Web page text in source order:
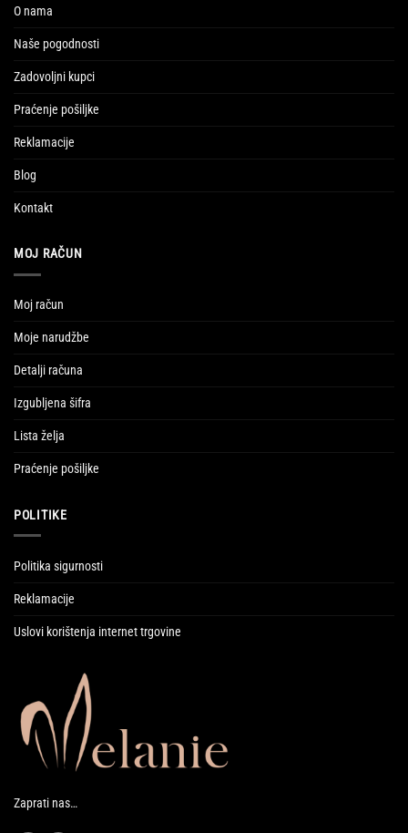
O nama
Naše pogodnosti
Zadovoljni kupci
Praćenje pošiljke
Reklamacije
Blog
Kontakt
MOJ RAČUN
Moj račun
Moje narudžbe
Detalji računa
Izgubljena šifra
Lista želja
Praćenje pošiljke
POLITIKE
Politika sigurnosti
Reklamacije
Uslovi korištenja internet trgovine
Zaprati nas…